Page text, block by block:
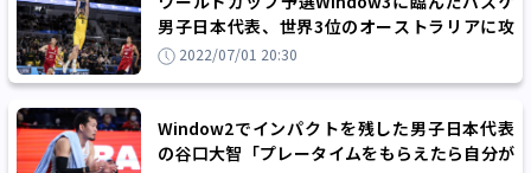
男子日本代表、世界3位のオーストラリアに攻
守両面で圧倒され46点差の大敗
2022/07/01 20:30
Window2でインパクトを残した男子日本代表
の谷口大智「プレータイムをもらえたら自分が